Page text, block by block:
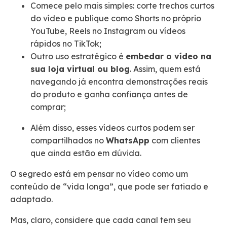
Comece pelo mais simples: corte trechos curtos
do vídeo e publique como Shorts no próprio
YouTube, Reels no Instagram ou vídeos
rápidos no TikTok;
Outro uso estratégico é embedar o vídeo na
sua loja virtual ou blog. Assim, quem está
navegando já encontra demonstrações reais
do produto e ganha confiança antes de
comprar;
Além disso, esses vídeos curtos podem ser
compartilhados no WhatsApp com clientes
que ainda estão em dúvida.
O segredo está em pensar no vídeo como um
conteúdo de “vida longa”, que pode ser fatiado e
adaptado.
Mas, claro, considere que cada canal tem seu